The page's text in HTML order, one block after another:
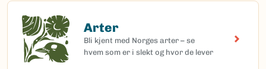
Arter
Bli kjent med Norges arter – se
hvem som er i slekt og hvor de lever
Arter